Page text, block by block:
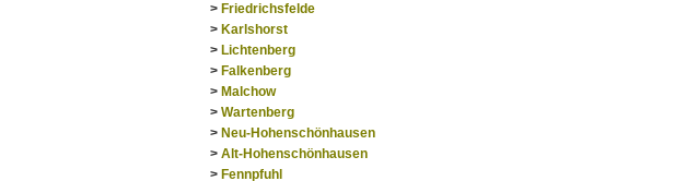
> Friedrichsfelde
> Karlshorst
> Lichtenberg
> Falkenberg
> Malchow
> Wartenberg
> Neu-Hohenschönhausen
> Alt-Hohenschönhausen
> Fennpfuhl